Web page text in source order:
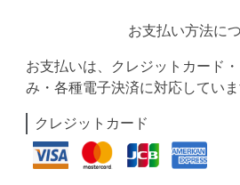
お支払い方法に
お支払いは、クレジットカード
み・各種電子決済に対応していま
クレジットカード